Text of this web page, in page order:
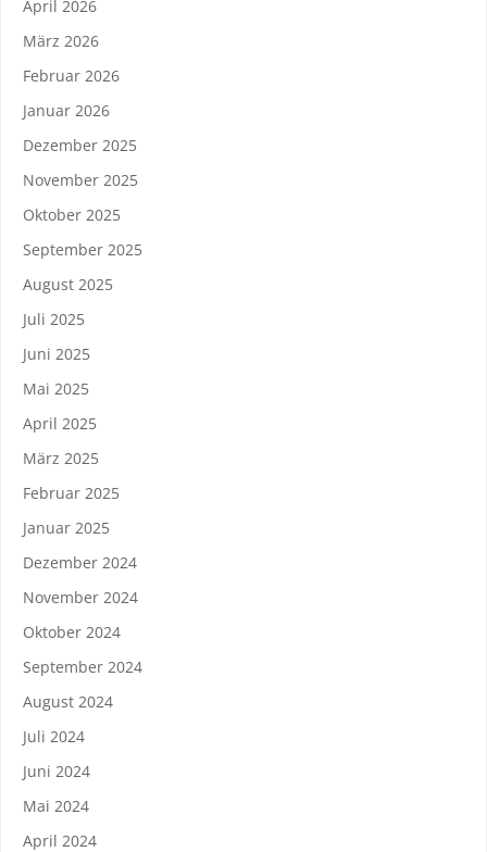
April 2026
März 2026
Februar 2026
Januar 2026
Dezember 2025
November 2025
Oktober 2025
September 2025
August 2025
Juli 2025
Juni 2025
Mai 2025
April 2025
März 2025
Februar 2025
Januar 2025
Dezember 2024
November 2024
Oktober 2024
September 2024
August 2024
Juli 2024
Juni 2024
Mai 2024
April 2024